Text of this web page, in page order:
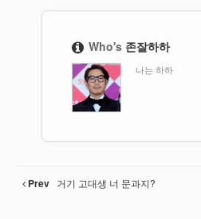
Who's 존잘하하
나는 하하
Prev 거기 고대생 너 문과지?